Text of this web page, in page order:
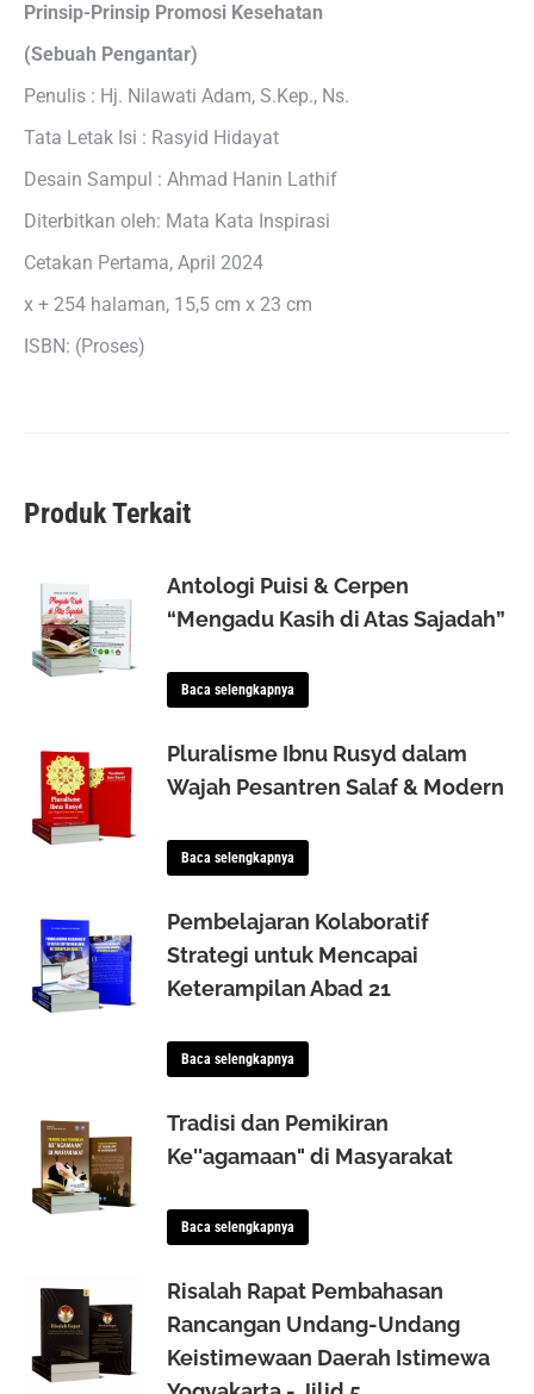
Prinsip-Prinsip Promosi Kesehatan
(Sebuah Pengantar)
Penulis : Hj. Nilawati Adam, S.Kep., Ns.
Tata Letak Isi : Rasyid Hidayat
Desain Sampul : Ahmad Hanin Lathif
Diterbitkan oleh: Mata Kata Inspirasi
Cetakan Pertama, April 2024
x + 254 halaman, 15,5 cm x 23 cm
ISBN: (Proses)
Produk Terkait
Antologi Puisi & Cerpen
“Mengadu Kasih di Atas Sajadah”
Baca selengkapnya
Pluralisme Ibnu Rusyd dalam
Wajah Pesantren Salaf & Modern
Baca selengkapnya
Pembelajaran Kolaboratif
Strategi untuk Mencapai
Keterampilan Abad 21
Baca selengkapnya
Tradisi dan Pemikiran
Ke''agamaan" di Masyarakat
Baca selengkapnya
Risalah Rapat Pembahasan
Rancangan Undang-Undang
Keistimewaan Daerah Istimewa